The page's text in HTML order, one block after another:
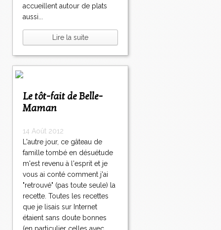
accueillent autour de plats
aussi...
Lire la suite
Le tôt-fait de Belle-
Maman
14 Août 2012
L'autre jour, ce gâteau de
famille tombé en désuétude
m'est revenu à l'esprit et je
vous ai conté comment j'ai
"retrouvé" (pas toute seule) la
recette. Toutes les recettes
que je lisais sur Internet
étaient sans doute bonnes